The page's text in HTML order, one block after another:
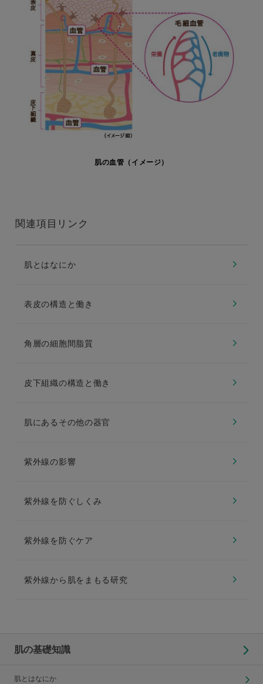
肌の血管（イメージ）
関連項目リンク
肌とはなにか
表皮の構造と働き
角層の細胞間脂質
皮下組織の構造と働き
肌にあるその他の器官
紫外線の影響
紫外線を防ぐしくみ
紫外線を防ぐケア
紫外線から肌をまもる研究
肌の基礎知識
肌とはなにか